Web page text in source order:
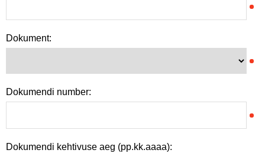
Dokument:
Dokumendi number:
Dokumendi kehtivuse aeg (pp.kk.aaaa):